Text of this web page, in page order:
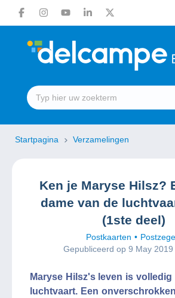
Startpagina Verzamelingen
Ken je Maryse Hilsz?
dame van de
(1ste deel)
Postkaarten
Gepubliceerd op 9 May 2019
Maryse Hilsz's leven is
luchtvaart. Een